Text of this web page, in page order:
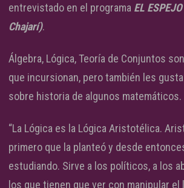
entrevistado en el programa EL
Chajarí).
Álgebra, Lógica, Teoría de Conjuntos
que incursionan, pero también les
sobre historia de algunos matemáticos.
“La Lógica es la Lógica Aristotélica.
primero que la planteó y desde
estudiando. Sirve a los políticos, a los
los que tienen que ver con manipular el